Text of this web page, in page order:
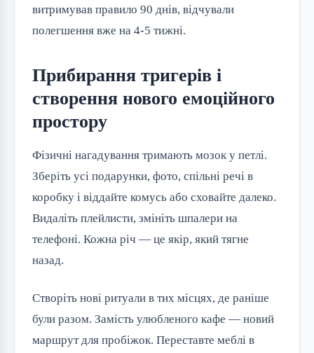
витримував правило 90 днів, відчували
полегшення вже на 4-5 тижні.
Прибирання тригерів і
створення нового емоційного
простору
Фізичні нагадування тримають мозок у петлі.
Зберіть усі подарунки, фото, спільні речі в
коробку і віддайте комусь або сховайте далеко.
Видаліть плейлисти, змініть шпалери на
телефоні. Кожна річ — це якір, який тягне
назад.
Створіть нові ритуали в тих місцях, де раніше
були разом. Замість улюбленого кафе — новий
маршрут для пробіжок. Переставте меблі в